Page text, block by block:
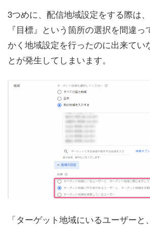
3つめに、配信地域設定をする際は
『目標』という箇所の選択を間違
かく地域設定を行ったのに出来てい
とが発生してしまいます。
「ターゲット地域にいるユーザー